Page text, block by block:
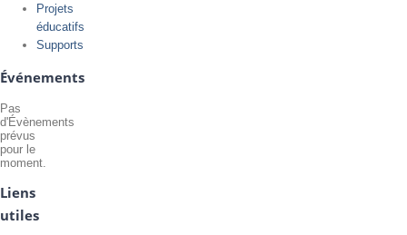
Projets
éducatifs
Supports
Événements
Pas
d'Évènements
prévus
pour le
moment.
Liens
utiles